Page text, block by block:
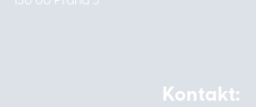
Kontakt: